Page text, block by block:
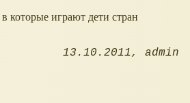
которые играют дети стран
13.10.2011 admin